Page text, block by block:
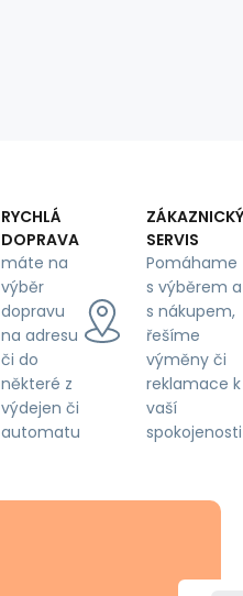
RYCHLÁ
DOPRAVA
máte na
výběr
dopravu
na adresu
či do
některé z
výdejen či
automatu
ZÁKAZNICKÝ
SERVIS
Pomáhame
s výběrem a
s nákupem,
řešíme
výměny či
reklamace k
vaší
spokojenosti